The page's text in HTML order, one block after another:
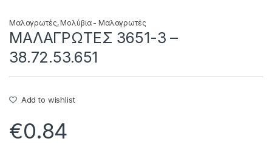
Μαλαγρωτές,Μολύβια - Μαλαγρωτές
ΜΑΛΑΓΡΩΤΕΣ 3651-3 –
38.72.53.651
Add to wishlist
€0.84